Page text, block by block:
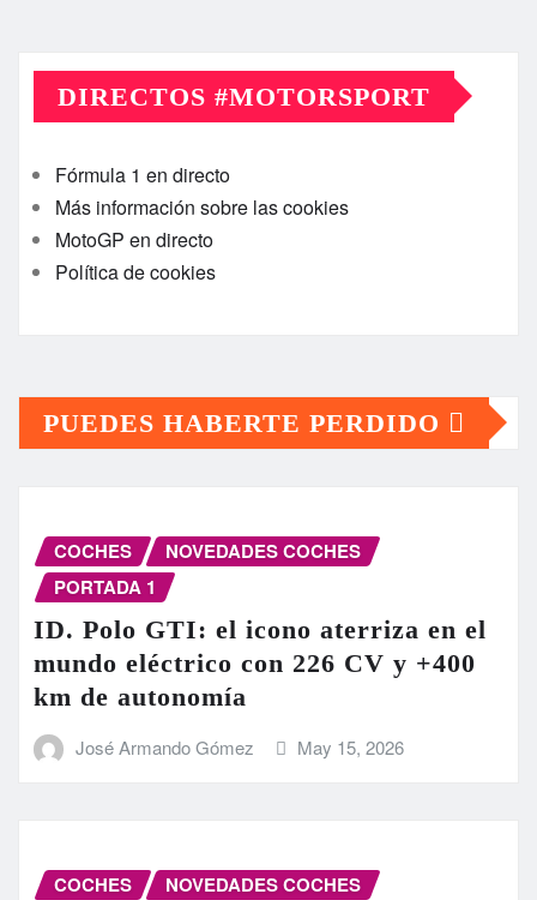
DIRECTOS #MOTORSPORT
Fórmula 1 en directo
Más información sobre las cookies
MotoGP en directo
Política de cookies
PUEDES HABERTE PERDIDO
COCHES
NOVEDADES COCHES
PORTADA 1
ID. Polo GTI: el icono aterriza en el
mundo eléctrico con 226 CV y +400
km de autonomía
José Armando Gómez May 15, 2026
COCHES
NOVEDADES COCHES